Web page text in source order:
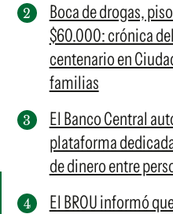
Boca de drogas,
$60.000: crónica
centenario en
familias
El Banco Central
plataforma
de dinero entre
El BROU informó